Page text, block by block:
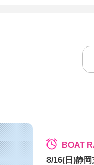
BOAT
8/16(日)静